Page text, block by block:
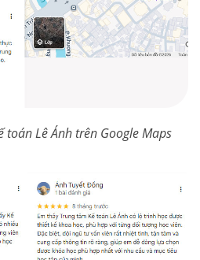
toán Lê Ánh trên Google Maps